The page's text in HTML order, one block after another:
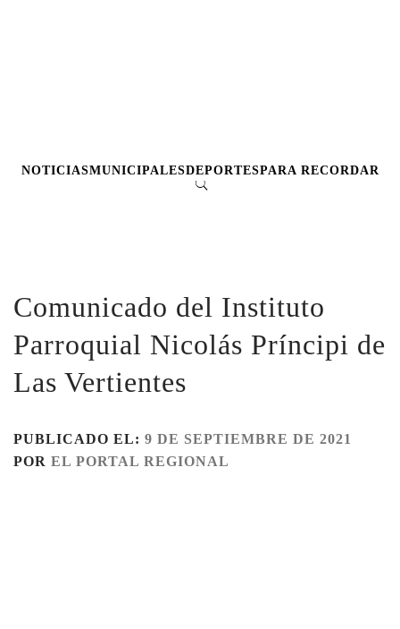
NOTICIASMUNICIPALESDEPORTESPARA RECORDAR
Comunicado del Instituto
Parroquial Nicolás Príncipi de
Las Vertientes
PUBLICADO EL: 9 DE SEPTIEMBRE DE 2021
POR EL PORTAL REGIONAL